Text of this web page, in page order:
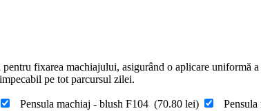
fixarea machiajului, asigurând o aplicare uniformă
pe tot parcursul zilei.
Pensula machiaj - blush F104 (70.80 lei)